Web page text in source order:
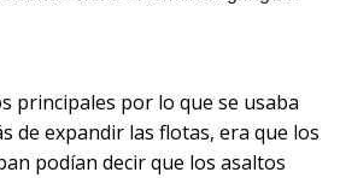
principales por lo que se usaba
de expandir las flotas, era que los
podían decir que los asaltos